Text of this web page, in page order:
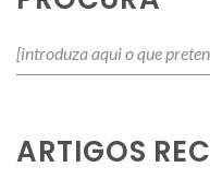
ARTIGOS